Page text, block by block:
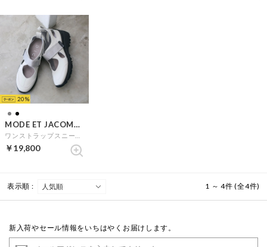
20
MODE ET JACOMO D'ICI
￥19,800
表示順 : 1 ～ 4件 (全4件)
新入荷やセール情報をいちはやくお届けします。